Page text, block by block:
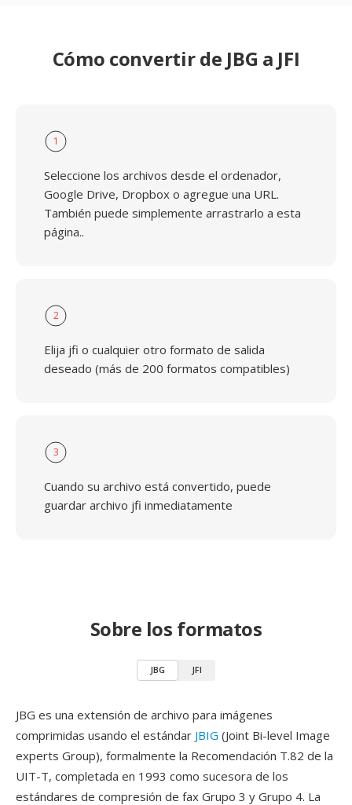
Cómo convertir de JBG a JFI
1
Seleccione los archivos desde el ordenador,
Google Drive, Dropbox o agregue una URL.
También puede simplemente arrastrarlo a esta
página..
2
Elija jfi o cualquier otro formato de salida
deseado (más de 200 formatos compatibles)
3
Cuando su archivo está convertido, puede
guardar archivo jfi inmediatamente
Sobre los formatos
JBG JFI
JBG es una extensión de archivo para imágenes
comprimidas usando el estándar JBIG (Joint Bi-level Image
experts Group), formalmente la Recomendación T.82 de la
UIT-T, completada en 1993 como sucesora de los
estándares de compresión de fax Grupo 3 y Grupo 4. La